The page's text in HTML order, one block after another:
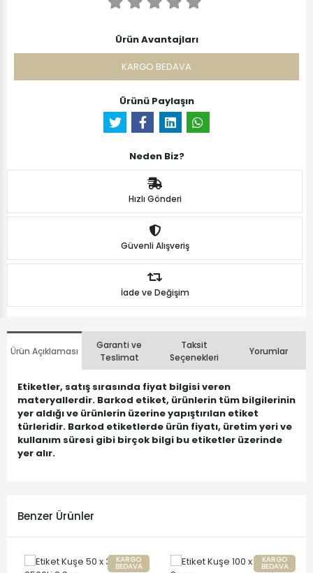
Ürün Avantajları
KARGO BEDAVA
Ürünü Paylaşın
Neden Biz?
Hızlı Gönderi
Güvenli Alışveriş
İade ve Değişim
Ürün Açıklaması
Garanti ve
Teslimat
Taksit
Seçenekleri
Yorumlar
Etiketler, satış sırasında fiyat bilgisi veren
materyallerdir. Barkod etiket, ürünlerin tüm bilgilerinin
yer aldığı ve ürünlerin üzerine yapıştırılan etiket
türleridir. Barkod etiketlerde ürün fiyatı, üretim yeri ve
kullanım süresi gibi birçok bilgi bu etiketler üzerinde
yer alır.
Benzer Ürünler
KARGO
BEDAVA
KARGO
BEDAVA